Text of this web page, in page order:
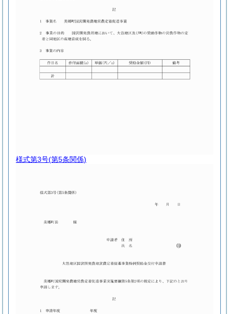
様式第3号(第5条関係)